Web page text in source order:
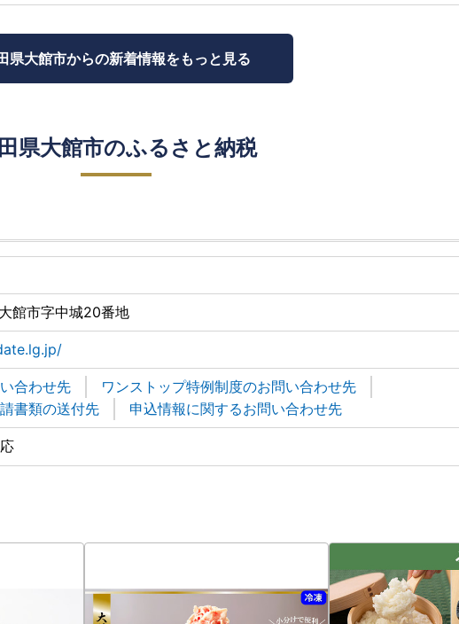
県大館市からの新着情報をもっと見る
県大館市のふるさと納税
館市字中城20番地
合わせ先
ワンストップ特例制度のお問い合わせ先
書類の送付先
申込情報に関するお問い合わせ先